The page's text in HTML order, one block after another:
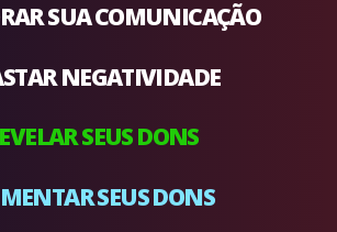
SUA COMUNICAÇÃO
NEGATIVIDADE
SEUS DONS
SEUS DONS